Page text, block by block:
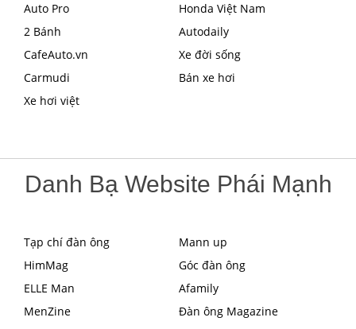
Auto Pro
Honda Việt Nam
2 Bánh
Autodaily
CafeAuto.vn
Xe đời sống
Carmudi
Bán xe hơi
Xe hơi việt
Danh Bạ Website Phái Mạnh
Tạp chí đàn ông
Mann up
HimMag
Góc đàn ông
ELLE Man
Afamily
MenZine
Đàn ông Magazine